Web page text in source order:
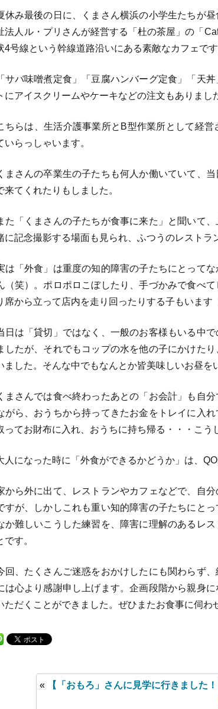
み最後の日に、くまさん横浜の小学生たちが
法人ル・プリさんが経営する「杜の茶屋」の「
4号線という幹線道路沿いにある素敵なカフェです
バ味噌煮定食」「豆腐ハンバーグ定食」「天
にアイスクリームやケーキなどの注文もありまし
らは、生活介護事業所とB型作業所として経営
いらっしゃいます。
さんの卒業生の子たちも何人か働いていて、
来てくれたりもしました。
「くまさんの子たちが食事に来た」と聞いて
に記念撮影する場面も見られ、ふつうのレストラ
「外食」は重度の知的障害の子たちにとって
（笑）。ポロポロこぼしたり、手づかみで食べ
席から立って店内を走り回ったりする子もいます
は「貸切」ではなく、一般のお客様もいる中
したが、それでもコップの水を他の子にかけた
ました。そんな中でもなんとか皆美味しいお昼を
さんでは食べ終わったあとの「お会計」も自
がら、おうちから持ってきたお金をトレイに入
ってお財布に入れ、おうちに持ち帰る・・・こう
になった時に「外食ができるかどうか」は、
ら外に出て、レストランやカフェなどで、自
すが、しかしこれも重い知的障害の子たちにと
か難しいこうした練習を、障害に理解のあるレ
です。
、たくさんご迷惑をおかけしたにも関わらず
は心より感謝申し上げます。企画段階から親身
ただくことができました。ぜひまたお食事に伺わ
«
【「おもろ」さんに見学に行きました！